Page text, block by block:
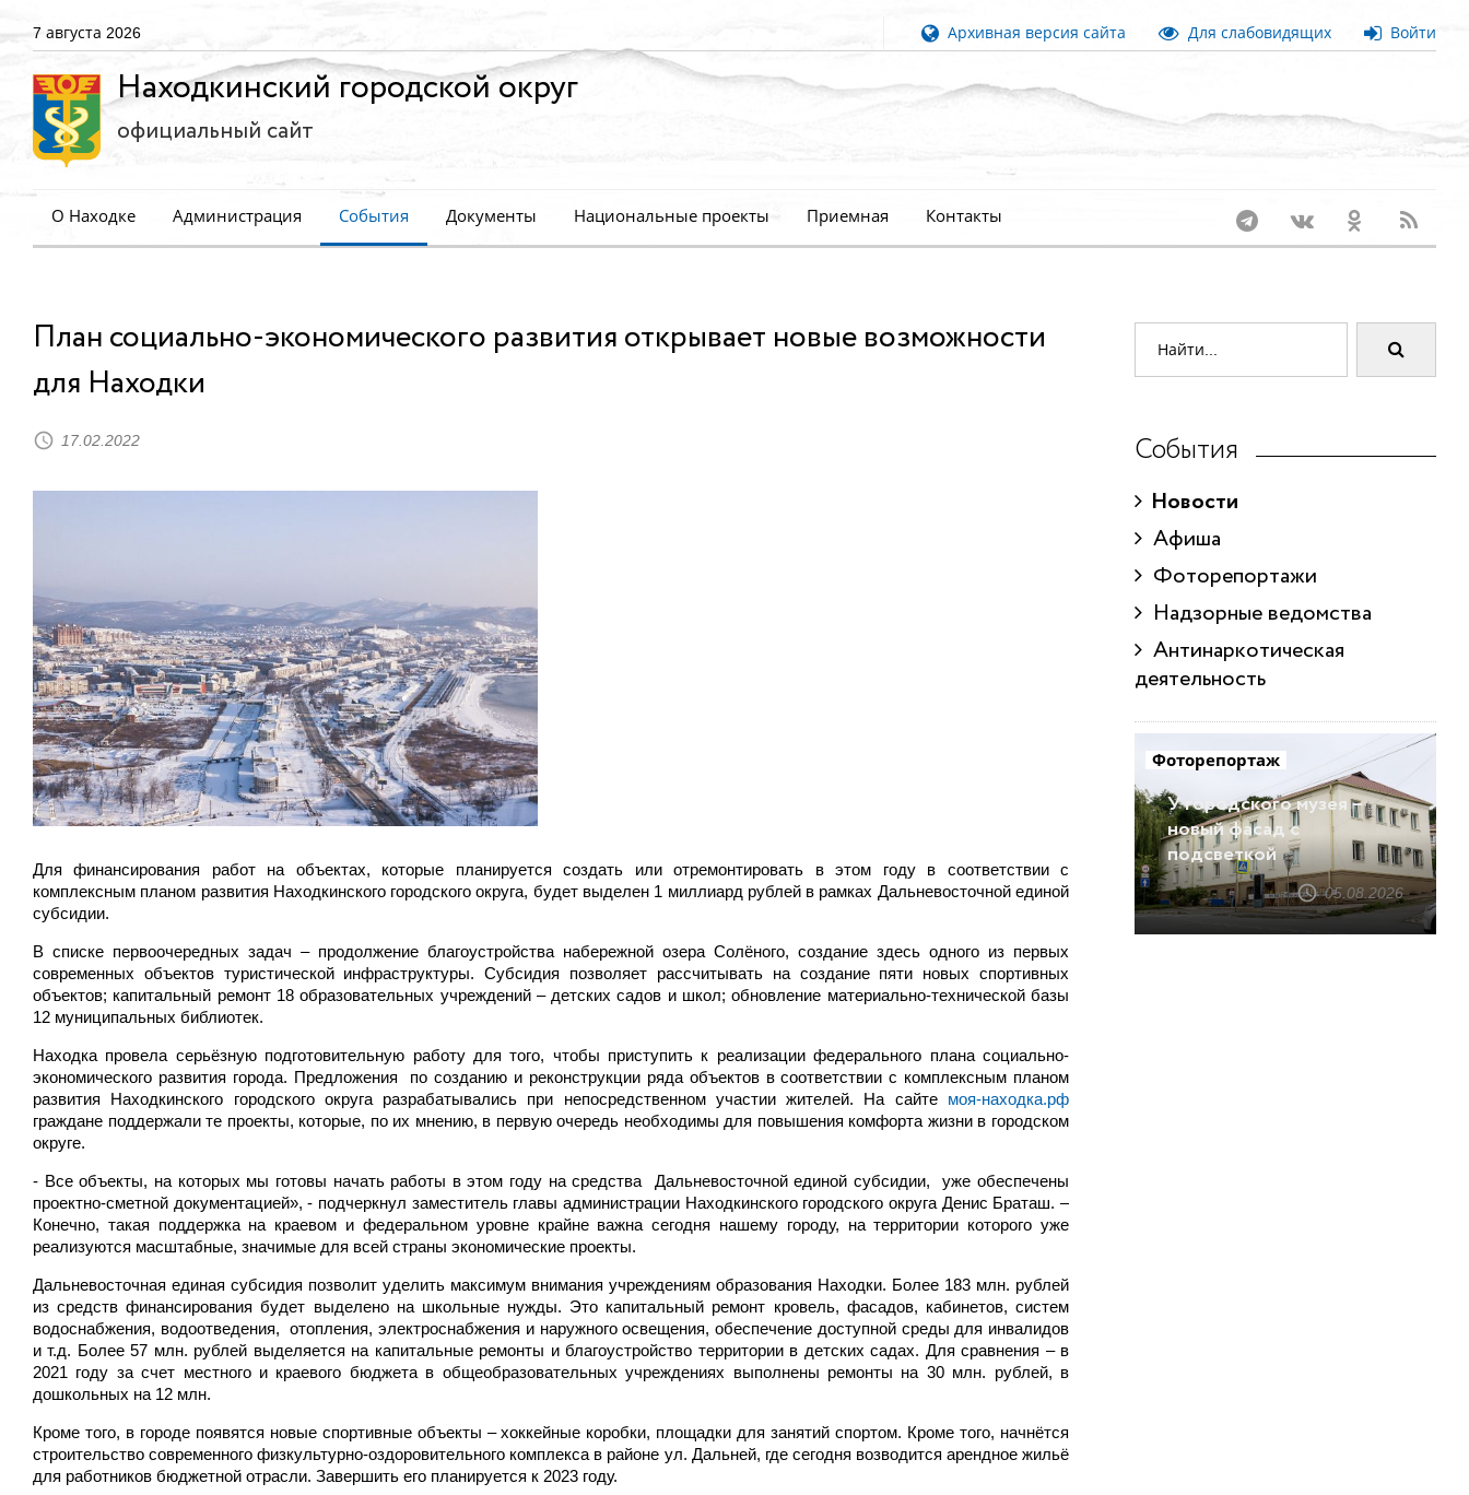
7 августа 2026 Архивная версия сайта Для слабовидящих Войти
Находкинский городской округ
официальный сайт
О Находке Администрация События Документы Национальные проекты Приемная Контакты
План социально-экономического развития открывает новые возможности
для Находки
17.02.2022
Для финансирования работ на объектах, которые планируется создать или отремонтировать в этом году в соответствии с
комплексным планом развития Находкинского городского округа, будет выделен 1 миллиард рублей в рамках Дальневосточной единой
субсидии.
В списке первоочередных задач – продолжение благоустройства набережной озера Солёного, создание здесь одного из первых
современных объектов туристической инфраструктуры. Субсидия позволяет рассчитывать на создание пяти новых спортивных
объектов; капитальный ремонт 18 образовательных учреждений – детских садов и школ; обновление материально-технической базы
12 муниципальных библиотек.
Находка провела серьёзную подготовительную работу для того, чтобы приступить к реализации федерального плана социально-
экономического развития города. Предложения по созданию и реконструкции ряда объектов в соответствии с комплексным планом
развития Находкинского городского округа разрабатывались при непосредственном участии жителей. На сайте моя-находка.рф
граждане поддержали те проекты, которые, по их мнению, в первую очередь необходимы для повышения комфорта жизни в городском
округе.
- Все объекты, на которых мы готовы начать работы в этом году на средства Дальневосточной единой субсидии, уже обеспечены
проектно-сметной документацией», - подчеркнул заместитель главы администрации Находкинского городского округа Денис Браташ. –
Конечно, такая поддержка на краевом и федеральном уровне крайне важна сегодня нашему городу, на территории которого уже
реализуются масштабные, значимые для всей страны экономические проекты.
Дальневосточная единая субсидия позволит уделить максимум внимания учреждениям образования Находки. Более 183 млн. рублей
из средств финансирования будет выделено на школьные нужды. Это капитальный ремонт кровель, фасадов, кабинетов, систем
водоснабжения, водоотведения, отопления, электроснабжения и наружного освещения, обеспечение доступной среды для инвалидов
и т.д. Более 57 млн. рублей выделяется на капитальные ремонты и благоустройство территории в детских садах. Для сравнения – в
2021 году за счет местного и краевого бюджета в общеобразовательных учреждениях выполнены ремонты на 30 млн. рублей, в
дошкольных на 12 млн.
Кроме того, в городе появятся новые спортивные объекты – хоккейные коробки, площадки для занятий спортом. Кроме того, начнётся
строительство современного физкультурно-оздоровительного комплекса в районе ул. Дальней, где сегодня возводится арендное жильё
для работников бюджетной отрасли. Завершить его планируется к 2023 году.
События
Новости
Афиша
Фоторепортажи
Надзорные ведомства
Антинаркотическая
деятельность
Фоторепортаж
У городского музея –
новый фасад с
подсветкой
05.08.2026